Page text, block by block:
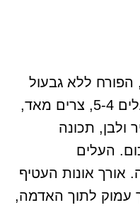
הפורח ללא גבעול
תפרחת בגובה 7-5 ס"מ. העלים 5-4, צרים מאד,
ולבן, תכונה
העלים
אונות העטיף
עמוק לתוך האדמה,